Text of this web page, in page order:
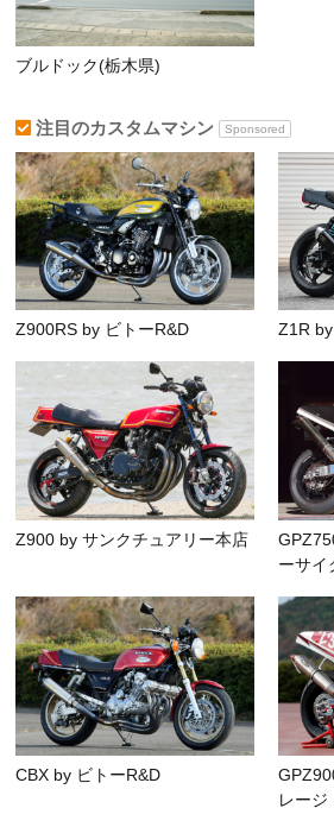
ブルドック(栃木県)
注目のカスタムマシン Sponsored
Z900RS by ビトーR&D Z1R
Z900 by サンクチュアリー本店
ーサイ
CBX by ビトーR&D
レージ